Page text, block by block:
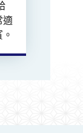
適